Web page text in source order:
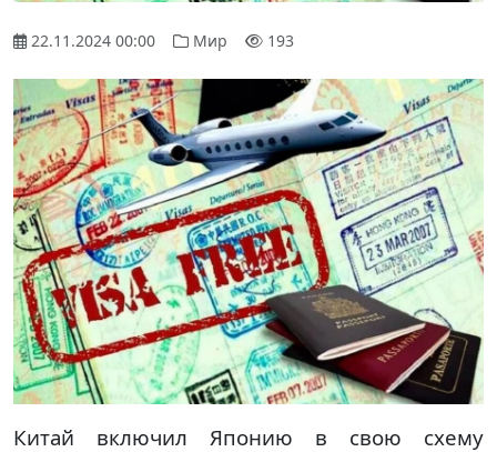
22.11.2024 00:00 Мир 193
Китай включил Японию в свою схему